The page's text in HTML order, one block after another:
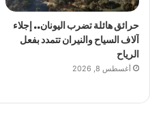
حرائق هائلة تضرب اليونان.. إجلاء
آلاف السياح والنيران تتمدد بفعل
الرياح
أغسطس 8, 2026